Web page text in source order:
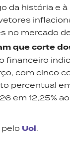
da história e
no mercado
que corte
financeiro
com cinco
percentual
em 12,25%
Uol.